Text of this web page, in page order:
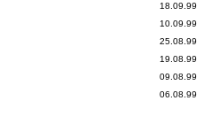
18.09.99
10.09.99
25.08.99
19.08.99
09.08.99
06.08.99